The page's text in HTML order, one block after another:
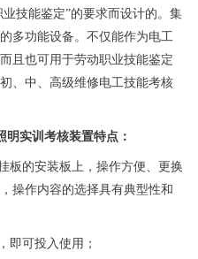
技能鉴定”的要求而设计的。集
多功能设备。不仅能作为电工
且也可用于劳动职业技能鉴定
、中、高级维修电工技能考核
明实训考核装置特点：
板的安装板上，操作方便、更换
操作内容的选择具有典型性和
即可投入使用；